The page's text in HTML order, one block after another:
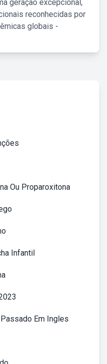
geração excepcional,
reconhecidas por
globais -
Ou Proparoxitona
Infantil
Em Ingles